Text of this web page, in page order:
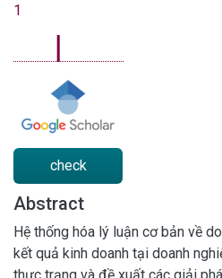
1
check
Abstract
Hệ thống hóa lý luận cơ bản về
kết quả kinh doanh tại doanh
thực trạng và đề xuất các giải